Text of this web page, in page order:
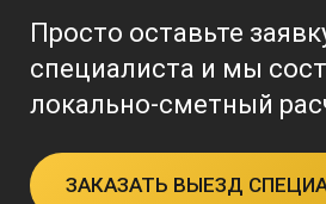
Просто оставьте
специалиста и мы
локально-сметный
ЗАКАЗАТЬ ВЫЕЗД